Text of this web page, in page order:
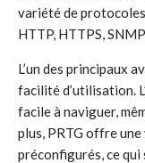
variété de
HTTP, HTTPS,
L’un des principaux
facilité d’utilisation.
facile à naviguer,
plus, PRTG offre
préconfigurés, ce